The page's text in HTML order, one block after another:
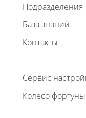
Подразделения
База знаний
Контакты
Сервис
Колесо фортуны